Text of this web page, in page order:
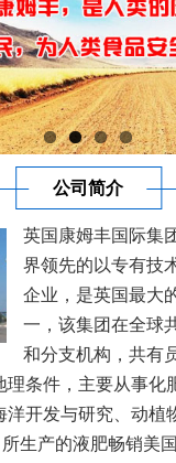
公司简介
英国康姆丰国际集
界领先的以专有技
企业，是英国最大
一，该集团在全球
和分支机构，共有
条件，主要从事化
洋开发与研究、动植
生产的液肥畅销美